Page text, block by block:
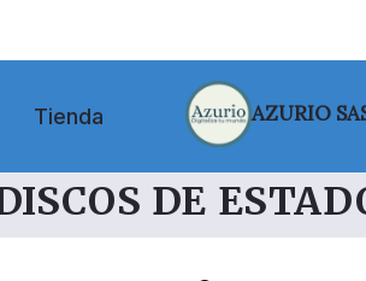
Tienda AZURIO
DE